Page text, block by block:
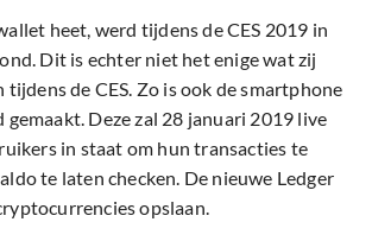
heet, werd tijdens de CES 2019 in
Dit is echter niet het enige wat zij
tijdens de CES. Zo is ook de smartphone
Deze zal 28 januari 2019 live
in staat om hun transacties te
te laten checken. De nieuwe Ledger
opslaan.